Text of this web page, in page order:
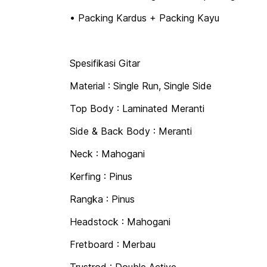
• Packing Kardus + Packing Kayu
Spesifikasi Gitar
Material : Single Run, Single Side
Top Body : Laminated Meranti
Side & Back Body : Meranti
Neck : Mahogani
Kerfing : Pinus
Rangka : Pinus
Headstock : Mahogani
Fretboard : Merbau